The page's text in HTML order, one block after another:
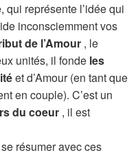
représente l’idée qui
inconsciemment vos
de l’Amour , le
unités, il fonde les
et d’Amour (en tant que
en couple). C’est un
du coeur , il est
résumer avec ces